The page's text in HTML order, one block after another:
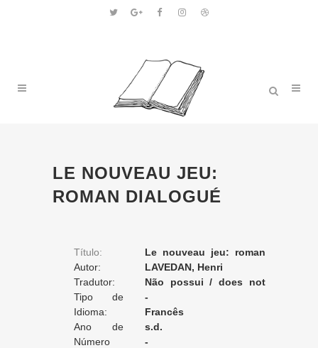
LE NOUVEAU JEU:
ROMAN DIALOGUÉ
Título:
Le nouveau jeu: roman
dialogué
Autor:
LAVEDAN, Henri
Tradutor:
Não possui / does not
apply / ne posséde pas
Tipo de
Tradução:
-
Idioma:
Francês
Ano de
Edição:
s.d.
Número
-